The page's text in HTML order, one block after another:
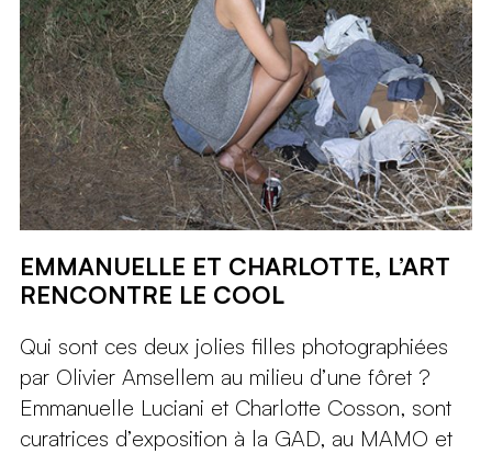
EMMANUELLE ET CHARLOTTE, L’ART
RENCONTRE LE COOL
Qui sont ces deux jolies filles photographiées
par Olivier Amsellem au milieu d’une fôret ?
Emmanuelle Luciani et Charlotte Cosson, sont
curatrices d’exposition à la GAD, au MAMO et